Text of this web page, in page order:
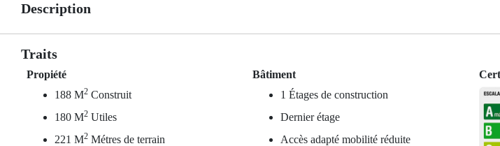
Description
Traits
Propiété
188 M2 Construit
180 M2 Utiles
221 M2 Métres de terrain
Bâtiment
1 Étages de construction
Dernier étage
Accès adapté mobilité réduite